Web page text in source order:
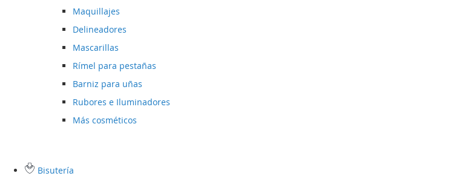
Maquillajes
Delineadores
Mascarillas
Rímel para pestañas
Barniz para uñas
Rubores e Iluminadores
Más cosméticos
Bisutería